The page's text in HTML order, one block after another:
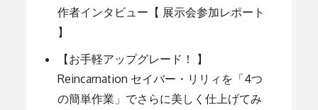
ン
作者インタビュー【 展示会参加レポート
】
【お手軽アップグレード！ 】
Reincarnation セイバー・リリィを「4つ
の簡単作業」でさらに美しく仕上げてみ